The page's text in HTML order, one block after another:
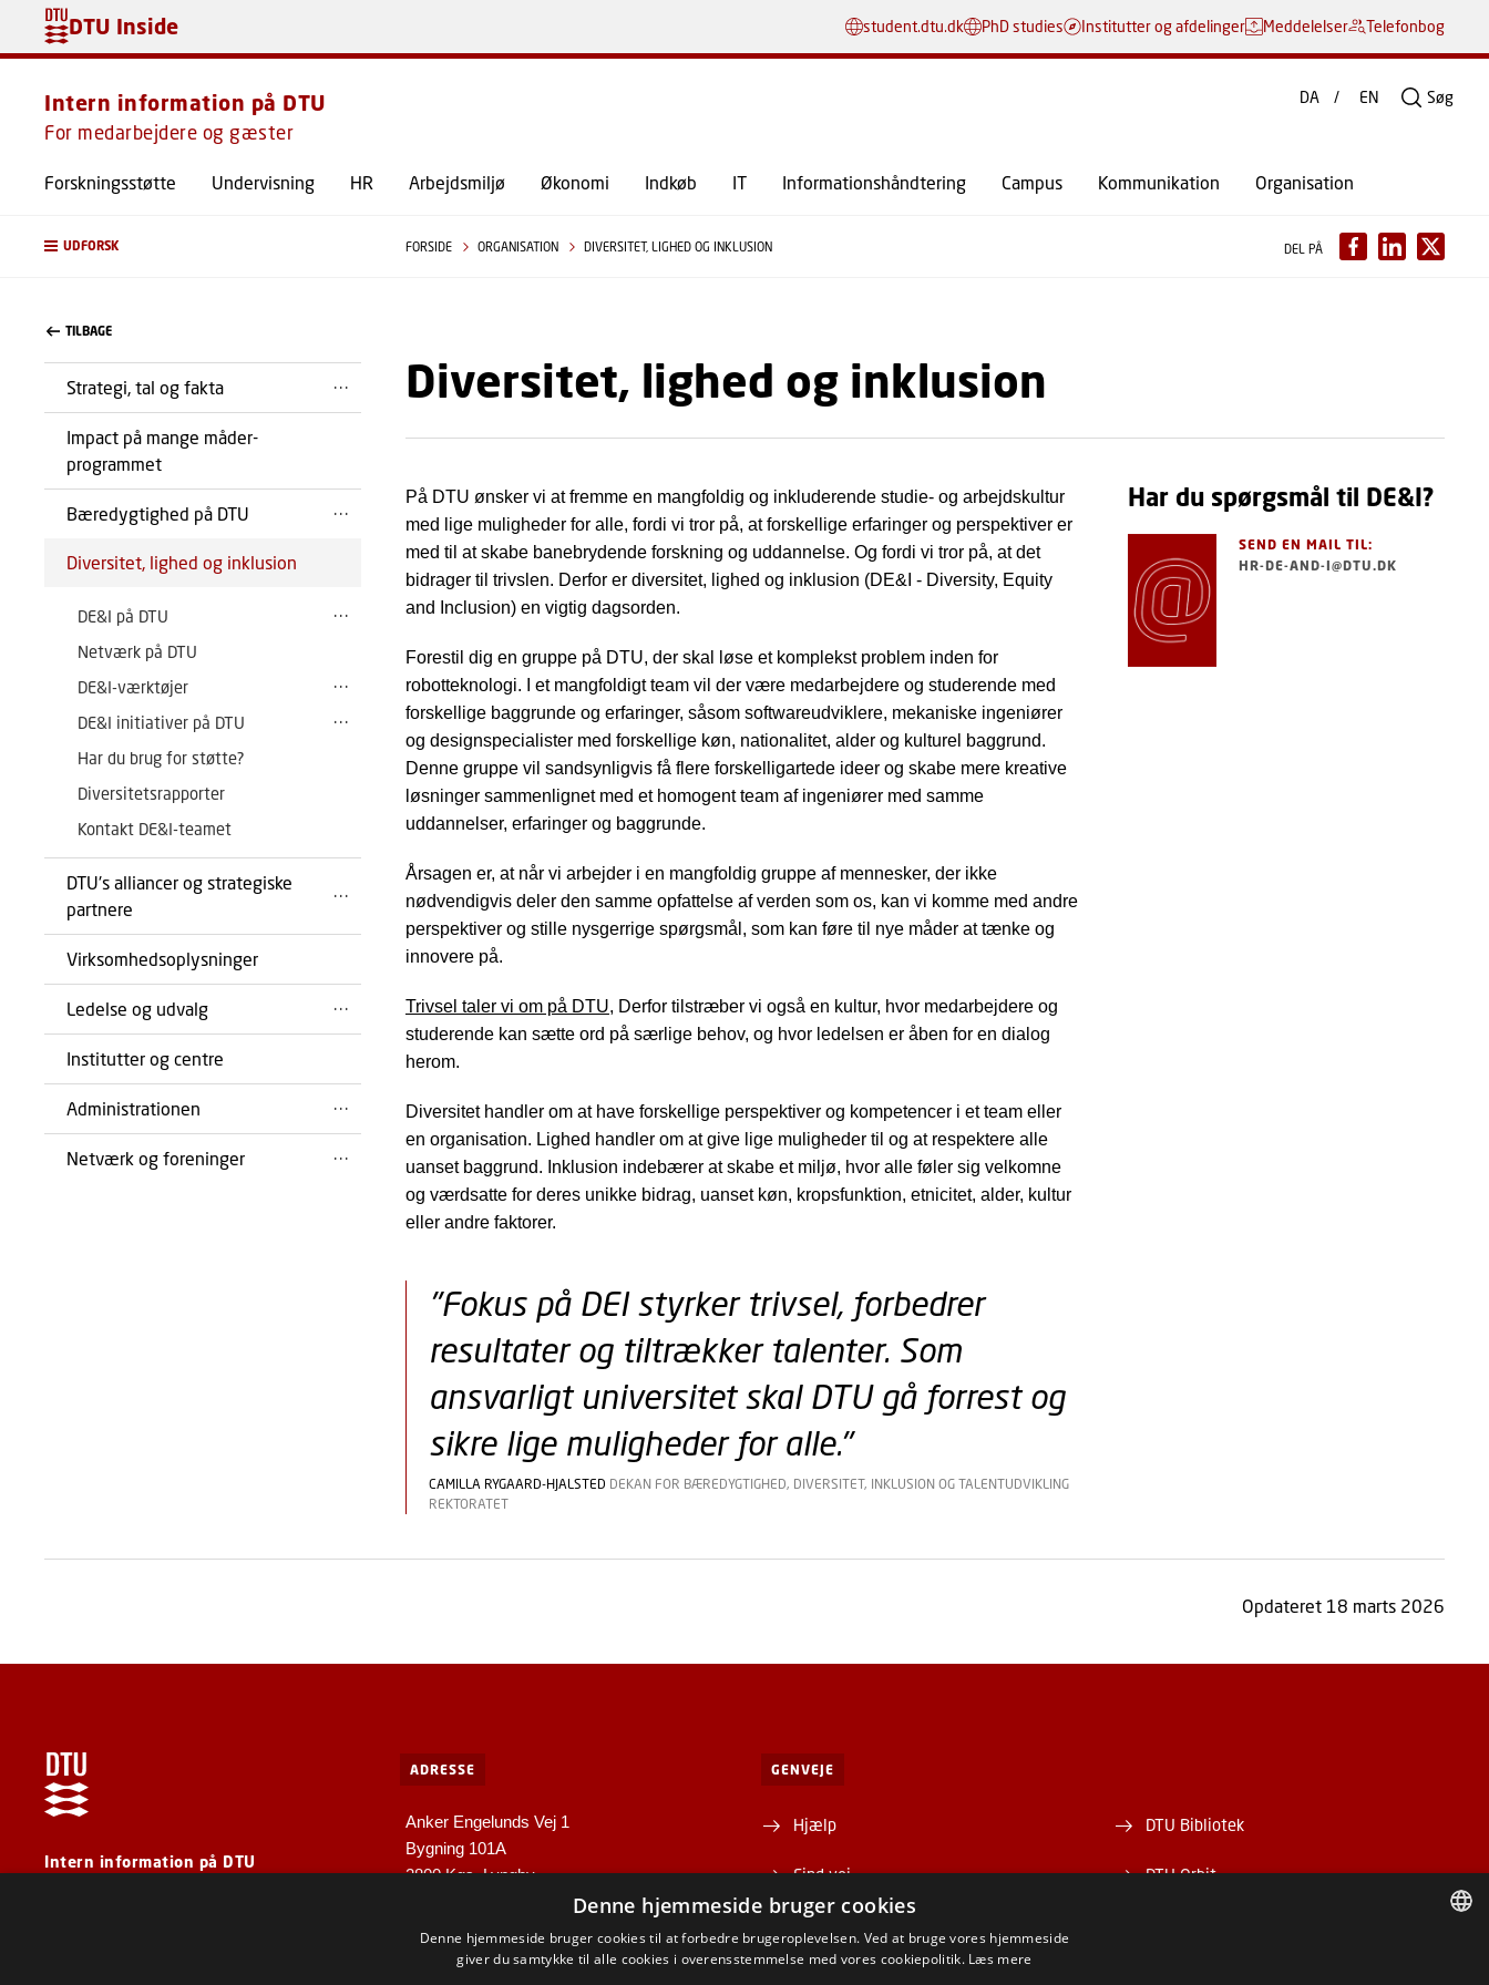
DTU Inside student.dtu.dk PhD studies Institutter og afdelinger Meddelelser Telefonbog
Intern information på DTU
For medarbejdere og gæster
Forskningsstøtte Undervisning HR Arbejdsmiljø Økonomi Indkøb IT Informationshåndtering Campus Kommunikation Organisation
DA EN Søg
UDFORSK FORSIDE ORGANISATION DIVERSITET, LIGHED OG INKLUSION DEL PÅ
TILBAGE
Strategi, tal og fakta
Impact på mange måder-
programmet
Bæredygtighed på DTU
Diversitet, lighed og inklusion
DE&I på DTU
Netværk på DTU
DE&I-værktøjer
DE&I initiativer på DTU
Har du brug for støtte?
Diversitetsrapporter
Kontakt DE&I-teamet
DTU's alliancer og strategiske
partnere
Virksomhedsoplysninger
Ledelse og udvalg
Institutter og centre
Administrationen
Netværk og foreninger
Diversitet, lighed og inklusion
På DTU ønsker vi at fremme en mangfoldig og inkluderende studie- og arbejdskultur
med lige muligheder for alle, fordi vi tror på, at forskellige erfaringer og perspektiver er
med til at skabe banebrydende forskning og uddannelse. Og fordi vi tror på, at det
bidrager til trivslen. Derfor er diversitet, lighed og inklusion (DE&I - Diversity, Equity
and Inclusion) en vigtig dagsorden.
Forestil dig en gruppe på DTU, der skal løse et komplekst problem inden for
robotteknologi. I et mangfoldigt team vil der være medarbejdere og studerende med
forskellige baggrunde og erfaringer, såsom softwareudviklere, mekaniske ingeniører
og designspecialister med forskellige køn, nationalitet, alder og kulturel baggrund.
Denne gruppe vil sandsynligvis få flere forskelligartede ideer og skabe mere kreative
løsninger sammenlignet med et homogent team af ingeniører med samme
uddannelser, erfaringer og baggrunde.
Årsagen er, at når vi arbejder i en mangfoldig gruppe af mennesker, der ikke
nødvendigvis deler den samme opfattelse af verden som os, kan vi komme med andre
perspektiver og stille nysgerrige spørgsmål, som kan føre til nye måder at tænke og
innovere på.
Trivsel taler vi om på DTU, Derfor tilstræber vi også en kultur, hvor medarbejdere og
studerende kan sætte ord på særlige behov, og hvor ledelsen er åben for en dialog
herom.
Diversitet handler om at have forskellige perspektiver og kompetencer i et team eller
en organisation. Lighed handler om at give lige muligheder til og at respektere alle
uanset baggrund. Inklusion indebærer at skabe et miljø, hvor alle føler sig velkomne
og værdsatte for deres unikke bidrag, uanset køn, kropsfunktion, etnicitet, alder, kultur
eller andre faktorer.
"Fokus på DEI styrker trivsel, forbedrer
resultater og tiltrækker talenter. Som
ansvarligt universitet skal DTU gå forrest og
sikre lige muligheder for alle."
CAMILLA RYGAARD-HJALSTED DEKAN FOR BÆREDYGTIGHED, DIVERSITET, INKLUSION OG TALENTUDVIKLING
REKTORATET
Har du spørgsmål til DE&I?
SEND EN MAIL TIL:
HR-DE-AND-I@DTU.DK
Opdateret 18 marts 2026
Intern information på DTU
ADRESSE
Anker Engelunds Vej 1
Bygning 101A
2800 Kgs. Lyngby
GENVEJE
Hjælp
Find vej
Institutter og centre
DTU Bibliotek
DTU Orbit
Denne hjemmeside bruger cookies
Denne hjemmeside bruger cookies til at forbedre brugeroplevelsen. Ved at bruge vores hjemmeside
giver du samtykke til alle cookies i overensstemmelse med vores cookiepolitik. Læs mere